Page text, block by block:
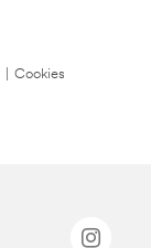
Cookies